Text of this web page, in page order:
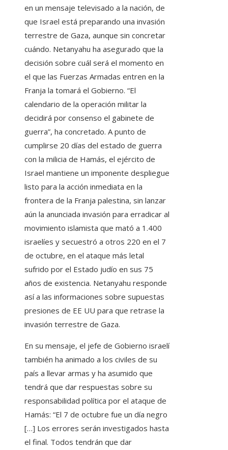
en un mensaje televisado a la nación, de
que Israel está preparando una invasión
terrestre de Gaza, aunque sin concretar
cuándo. Netanyahu ha asegurado que la
decisión sobre cuál será el momento en
el que las Fuerzas Armadas entren en la
Franja la tomará el Gobierno. “El
calendario de la operación militar la
decidirá por consenso el gabinete de
guerra”, ha concretado. A punto de
cumplirse 20 días del estado de guerra
con la milicia de Hamás, el ejército de
Israel mantiene un imponente despliegue
listo para la acción inmediata en la
frontera de la Franja palestina, sin lanzar
aún la anunciada invasión para erradicar al
movimiento islamista que mató a 1.400
israelíes y secuestró a otros 220 en el 7
de octubre, en el ataque más letal
sufrido por el Estado judío en sus 75
años de existencia. Netanyahu responde
así a las informaciones sobre supuestas
presiones de EE UU para que retrase la
invasión terrestre de Gaza.
En su mensaje, el jefe de Gobierno israelí
también ha animado a los civiles de su
país a llevar armas y ha asumido que
tendrá que dar respuestas sobre su
responsabilidad política por el ataque de
Hamás: “El 7 de octubre fue un día negro
[…] Los errores serán investigados hasta
el final. Todos tendrán que dar